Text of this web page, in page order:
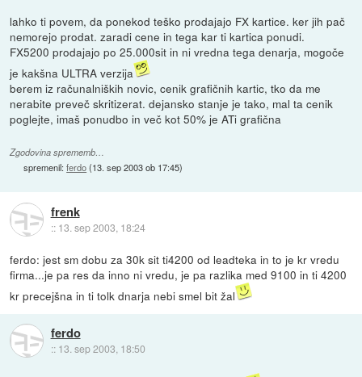
lahko ti povem, da ponekod teško prodajajo FX kartice. ker jih pač
nemorejo prodat. zaradi cene in tega kar ti kartica ponudi.
FX5200 prodajajo po 25.000sit in ni vredna tega denarja, mogoče
je kakšna ULTRA verzija
berem iz računalniških novic, cenik grafičnih kartic, tko da me
nerabite preveč skritizerat. dejansko stanje je tako, mal ta cenik
poglejte, imaš ponudbo in več kot 50% je ATi grafična
Zgodovina sprememb…
spremenil:ferdo(13. sep 2003 ob 17:45)
frenk
:: 13. sep 2003, 18:24
ferdo: jest sm dobu za 30k sit ti4200 od leadteka in to je kr vredu
firma...je pa res da inno ni vredu, je pa razlika med 9100 in ti 4200
kr precejšna in ti tolk dnarja nebi smel bit žal
ferdo
:: 13. sep 2003, 18:50